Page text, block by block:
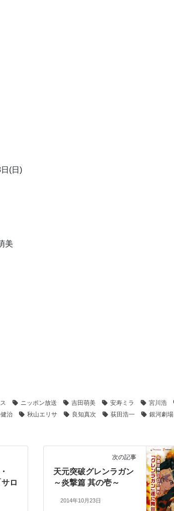
(日)
美
ニッポン放送 吉田萌美 安寿ミラ 宮川浩
治 秋山エリサ 良知真次 荻田浩一 銀河劇場
ロ
次の記事
天元突破グレンラガン
～炎撃篇 其の壱～
2014年10月23日